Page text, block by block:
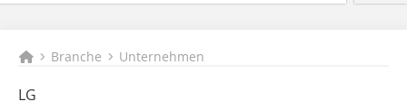
Branche Unternehmen
LG